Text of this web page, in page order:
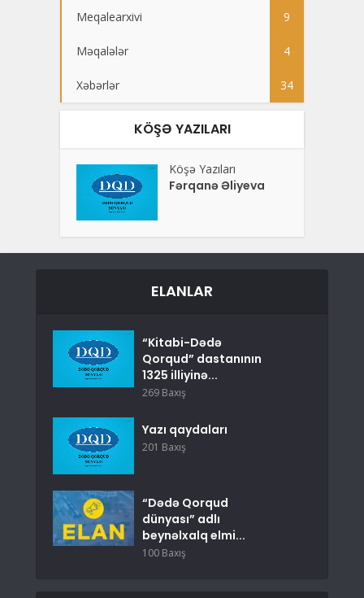
Meqalearxivi 9
Məqalələr 4
Xəbərlər 34
KÖŞƏ YAZILARI
Köşə Yazıları
Fərqanə Əliyeva
ELANLAR
“Kitabi-Dədə
Qorqud” dastanının
1325 illiyinə...
269 Baxış
Yazı qaydaları
201 Baxış
“Dədə Qorqud
dünyası” adlı
beynəlxalq elmi...
100 Baxış